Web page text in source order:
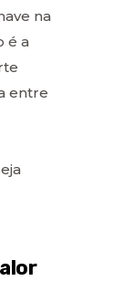
na
é a
entre